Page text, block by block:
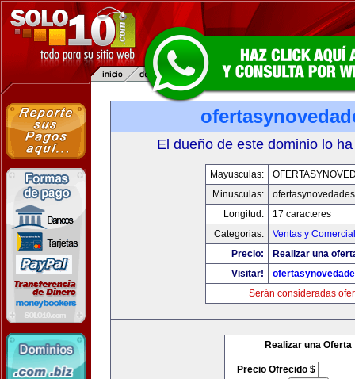
El dueño de este dominio lo
Mayusculas:
Minusculas:
Longitud:
17 caracteres
Categorias:
Ventas y
Precio:
Realizar una
Visitar!
Serán consideradas
Realizar una Oferta
Precio Ofrecido $